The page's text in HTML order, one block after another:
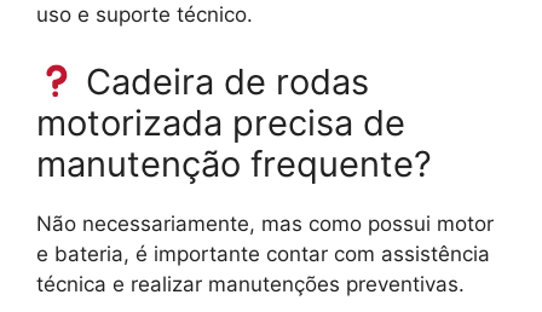
uso e suporte técnico.
Cadeira de rodas
motorizada precisa de
manutenção frequente?
Não necessariamente, mas como possui motor
e bateria, é importante contar com assistência
técnica e realizar manutenções preventivas.